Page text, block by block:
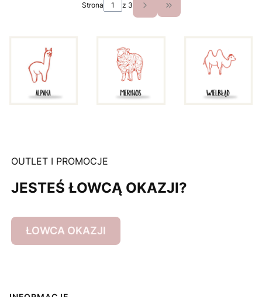
Strona z 3 Przejdź do ostatniej
OUTLET I PROMOCJE
JESTEŚ ŁOWCĄ OKAZJI?
ŁOWCA OKAZJI